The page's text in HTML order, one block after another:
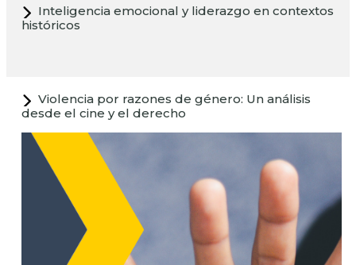
Inteligencia emocional y liderazgo en contextos
históricos
Violencia por razones de género: Un análisis
desde el cine y el derecho